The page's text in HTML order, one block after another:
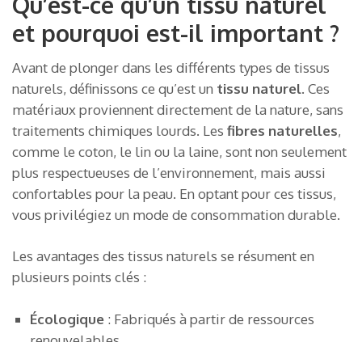
et pourquoi est-il important ?
Avant de plonger dans les différents types de tissus
naturels, définissons ce qu’est un tissu naturel. Ces
matériaux proviennent directement de la nature, sans
traitements chimiques lourds. Les fibres naturelles,
comme le coton, le lin ou la laine, sont non seulement
plus respectueuses de l’environnement, mais aussi
confortables pour la peau. En optant pour ces tissus,
vous privilégiez un mode de consommation durable.
Les avantages des tissus naturels se résument en
plusieurs points clés :
Écologique : Fabriqués à partir de ressources